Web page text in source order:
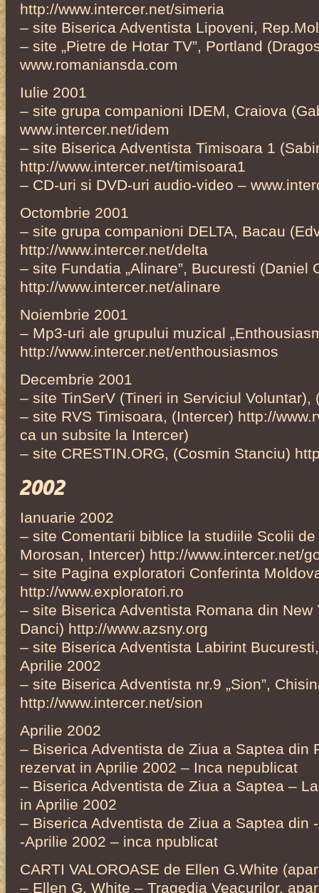
http://www.intercer.net/simeria
– site Biserica Adventista Lipoveni,
– site „Pietre de Hotar TV”, Portland
www.romaniansda.com
Iulie 2001
– site grupa companioni IDEM, Craiova
www.intercer.net/idem
– site Biserica Adventista Timisoara 1
http://www.intercer.net/timisoara1
– CD-uri si DVD-uri audio-video –
Octombrie 2001
– site grupa companioni DELTA, Bacau
http://www.intercer.net/delta
– site Fundatia „Alinare”, Bucuresti (Daniel
http://www.intercer.net/alinare
Noiembrie 2001
– Mp3-uri ale grupului muzical
http://www.intercer.net/enthousiasmos
Decembrie 2001
– site TinSerV (Tineri in Serviciul Voluntar),
– site RVS Timisoara, (Intercer) http://
ca un subsite la Intercer)
– site CRESTIN.ORG, (Cosmin Stanciu)
2002
Ianuarie 2002
– site Comentarii biblice la studiile Scolii
Morosan, Intercer) http://www.intercer.net/
– site Pagina exploratori Conferinta
http://www.exploratori.ro
– site Biserica Adventista Romana din New
Danci) http://www.azsny.org
– site Biserica Adventista Labirint
Aprilie 2002
– site Biserica Adventista nr.9 „Sion”,
http://www.intercer.net/sion
Aprilie 2002
– Biserica Adventista de Ziua a Saptea din
rezervat in Aprilie 2002 – Inca nepublicat
– Biserica Adventista de Ziua a Saptea –
in Aprilie 2002
– Biserica Adventista de Ziua a Saptea din
-Aprilie 2002 – inca npublicat
CARTI VALOROASE de Ellen G.White
– Ellen G. White – Tragedia Veacurilor,